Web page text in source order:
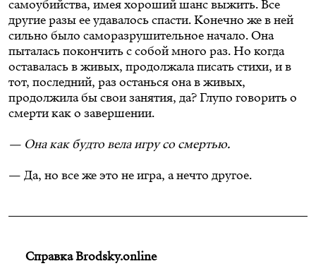
самоубийства, имея хороший шанс выжить. Все
другие разы ее удавалось спасти. Конечно же в ней
сильно было саморазрушительное начало. Она
пыталась покончить с собой много раз. Но когда
оставалась в живых, продолжала писать стихи, и в
тот, последний, раз останься она в живых,
продолжила бы свои занятия, да? Глупо говорить о
смерти как о завершении.
— Она как будто вела игру со смертью.
— Да, но все же это не игра, а нечто другое.
Справка Brodsky.online